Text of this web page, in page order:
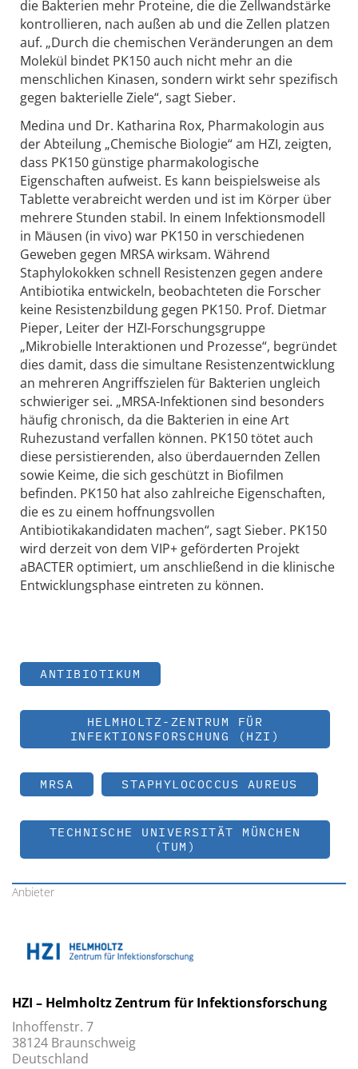
die Bakterien mehr Proteine, die die Zellwandstärke
kontrollieren, nach außen ab und die Zellen platzen
auf. „Durch die chemischen Veränderungen an dem
Molekül bindet PK150 auch nicht mehr an die
menschlichen Kinasen, sondern wirkt sehr spezifisch
gegen bakterielle Ziele“, sagt Sieber.
Medina und Dr. Katharina Rox, Pharmakologin aus
der Abteilung „Chemische Biologie“ am HZI, zeigten,
dass PK150 günstige pharmakologische
Eigenschaften aufweist. Es kann beispielsweise als
Tablette verabreicht werden und ist im Körper über
mehrere Stunden stabil. In einem Infektionsmodell
in Mäusen (in vivo) war PK150 in verschiedenen
Geweben gegen MRSA wirksam. Während
Staphylokokken schnell Resistenzen gegen andere
Antibiotika entwickeln, beobachteten die Forscher
keine Resistenzbildung gegen PK150. Prof. Dietmar
Pieper, Leiter der HZI-Forschungsgruppe
„Mikrobielle Interaktionen und Prozesse“, begründet
dies damit, dass die simultane Resistenzentwicklung
an mehreren Angriffszielen für Bakterien ungleich
schwieriger sei. „MRSA-Infektionen sind besonders
häufig chronisch, da die Bakterien in eine Art
Ruhezustand verfallen können. PK150 tötet auch
diese persistierenden, also überdauernden Zellen
sowie Keime, die sich geschützt in Biofilmen
befinden. PK150 hat also zahlreiche Eigenschaften,
die es zu einem hoffnungsvollen
Antibiotikakandidaten machen“, sagt Sieber. PK150
wird derzeit von dem VIP+ geförderten Projekt
aBACTER optimiert, um anschließend in die klinische
Entwicklungsphase eintreten zu können.
ANTIBIOTIKUM
HELMHOLTZ-ZENTRUM FÜR
INFEKTIONSFORSCHUNG (HZI)
MRSA STAPHYLOCOCCUS AUREUS
TECHNISCHE UNIVERSITÄT MÜNCHEN
(TUM)
Anbieter
HZI – Helmholtz Zentrum für Infektionsforschung
Inhoffenstr. 7
38124 Braunschweig
Deutschland